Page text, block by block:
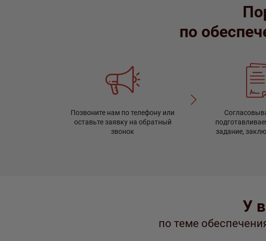
по
Позвоните нам по телефону или
оставьте заявку на обратный
звонок
задание,
У
по теме